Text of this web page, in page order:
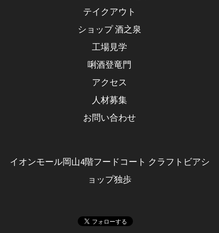
テイクアウト
ショップ 酒之泉
工場見学
唎酒登竜門
アクセス
人材募集
お問い合わせ
イオンモール岡山4階フードコート クラフトビアシ
ョップ独歩